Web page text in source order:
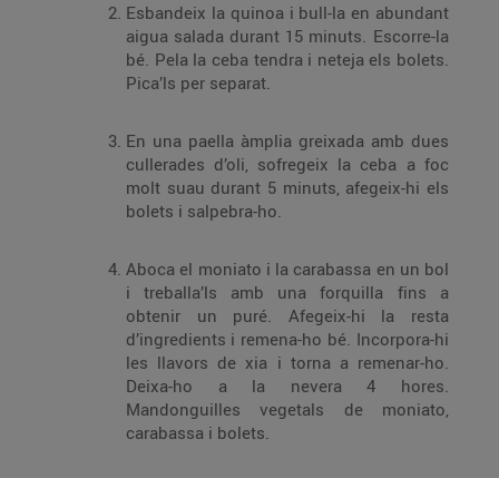
Esbandeix la quinoa i bull-la en abundant
aigua salada durant 15 minuts. Escorre-la
bé. Pela la ceba tendra i neteja els bolets.
Pica’ls per separat.
En una paella àmplia greixada amb dues
cullerades d’oli, sofregeix la ceba a foc
molt suau durant 5 minuts, afegeix-hi els
bolets i salpebra-ho.
Aboca el moniato i la carabassa en un bol
i treballa’ls amb una forquilla fins a
obtenir un puré. Afegeix-hi la resta
d’ingredients i remena-ho bé. Incorpora-hi
les llavors de xia i torna a remenar-ho.
Deixa-ho a la nevera 4 hores.
Mandonguilles vegetals de moniato,
carabassa i bolets.